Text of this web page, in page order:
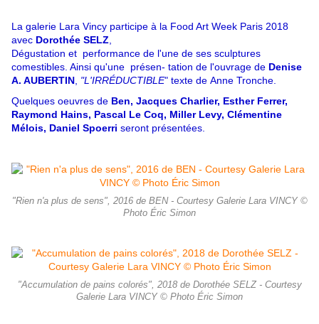
La galerie Lara Vincy participe à la Food Art Week Paris 2018
avec Dorothée SELZ
Dégustation et performance de l'une de ses sculptures
comestibles. Ainsi qu'une présen- tation de l'ouvrage de Denise
A. AUBERTIN "L'IRRÉDUCTIBLE" texte de Anne Tronche.
Quelques oeuvres de Ben, Jacques Charlier, Esther Ferrer,
Raymond Hains, Pascal Le Coq, Miller Levy, Clémentine
Mélois, Daniel Spoerri seront présentées.
"Rien n'a plus de sens", 2016 de BEN - Courtesy Galerie Lara VINCY ©
Photo Éric Simon
"Accumulation de pains colorés", 2018 de Dorothée SELZ - Courtesy
Galerie Lara VINCY © Photo Éric Simon